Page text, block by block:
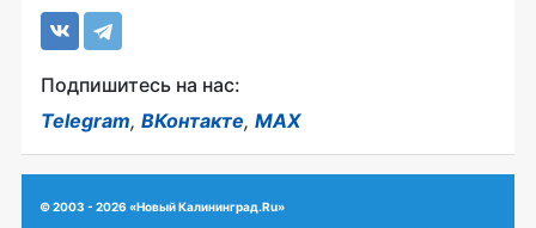
Подпишитесь на нас:
Telegram, ВКонтакте, MAX
© 2003 - 2026 «Новый Калининград.Ru»